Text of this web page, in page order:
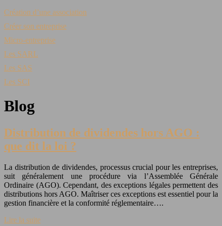
Création d’une association
Créer son entreprise
Micro-entreprise
Les SARL
Les SAS
Les SCI
Blog
Distribution de dividendes hors AGO :
que dit la loi ?
La distribution de dividendes, processus crucial pour les entreprises,
suit généralement une procédure via l’Assemblée Générale
Ordinaire (AGO). Cependant, des exceptions légales permettent des
distributions hors AGO. Maîtriser ces exceptions est essentiel pour la
gestion financière et la conformité réglementaire….
Lire la suite